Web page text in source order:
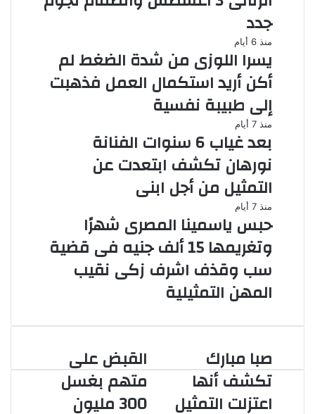
جدد
منذ 6 أيام
يسرا اللوزى من شدة الضغط لم
أكن أريد استكمال العمل فذهبت
إلى طبيبة نفسية
منذ 7 أيام
بعد غياب 6 سنوات الفنانة
نورهان تكشف ابتعدت عن
التمثيل من أجل ابنى
منذ 7 أيام
حبس ياسمينا المصرى شهرًا
وتغريمها 15 ألف جنيه فى قضية
سب وقذف اشرف زكى نقيب
المهن التمثيلية
القبض
على
متهم
بغسل
القبض على
متهم بغسل
300 مليون
صبا
مبارك
تكشف
أنها
صبا مبارك
تكشف أنها
اعتزلت التمثيل